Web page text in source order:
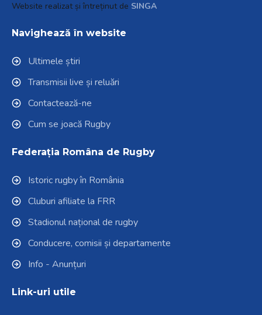
Website realizat și întreținut de SINGA
Navighează în website
Ultimele știri
Transmisii live și reluări
Contactează-ne
Cum se joacă Rugby
Federația Româna de Rugby
Istoric rugby în România
Cluburi afiliate la FRR
Stadionul național de rugby
Conducere, comisii și departamente
Info - Anunțuri
Link-uri utile